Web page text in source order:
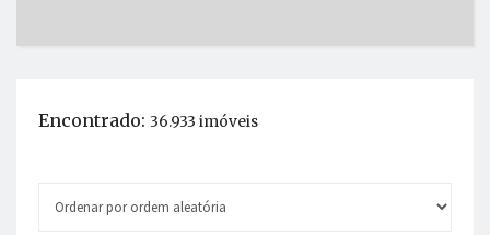
Encontrado: 36.933 imóveis